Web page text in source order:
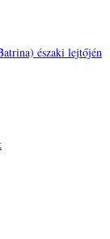
északi lejtőjén